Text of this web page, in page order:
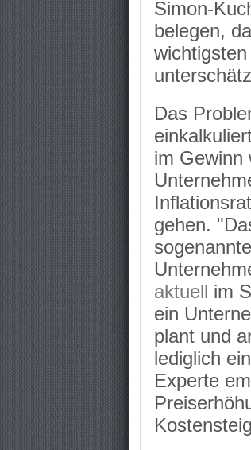
Simon-
belegen,
Das
im Gewinn
gehen.
aktuell im
ein
plant und
lediglich
Experte